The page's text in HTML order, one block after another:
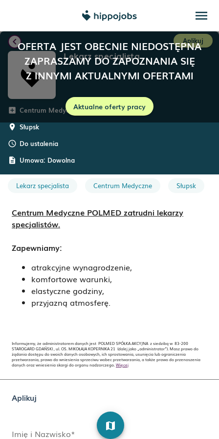
menu
OFERTA JEST OBECNIE NIEDOSTĘPNA
ZAPRASZAMY DO ZAPOZNANIA SIĘ
Z INNYMI AKTUALNYMI OFERTAMI
Aktualne oferty pracy
chevron_left Aplikuj
Lekarz specjalista
add_box Centrum Medyczne POLMED
room Słupsk
schedule Do ustalenia
description Umowa: Dowolna
Lekarz specjalista Centrum Medyczne Słupsk
Centrum Medyczne POLMED zatrudni lekarzy
specjalistów.
Zapewniamy:
atrakcyjne wynagrodzenie,
komfortowe warunki,
elastyczne godziny,
przyjazną atmosferę.
Informujemy, że administratorem danych jest POLMED SPÓŁKA AKCYJNA z siedzibą w 83-200
STAROGARD GDAŃSKI , ul. OS. MIKOŁAJA KOPERNIKA 21 (dalej jako „administrator”). Masz prawo do
żądania dostępu do swoich danych osobowych, ich sprostowania, usunięcia lub ograniczenia
przetwarzania, prawo do wniesienia sprzeciwu wobec przetwarzania, a także prawo do przenoszenia
danych oraz wniesienia skargi do organu nadzorczego. Więcej
Aplikuj
Imię i Nazwisko*
map